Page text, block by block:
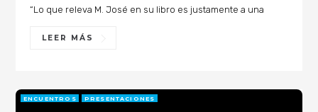
“Lo que releva M. José en su libro es justamente a una
LEER MÁS
ENCUENTROS PRESENTACIONES